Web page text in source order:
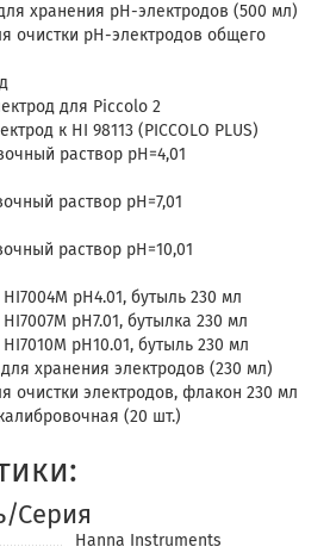
хранения рН-электродов (500 мл)
очистки рН-электродов общего
для Piccolo 2
к HI 98113 (PICCOLO PLUS)
раствор рН=4,01
раствор рН=7,01
раствор рН=10,01
pH4.01, бутыль 230 мл
pH7.01, бутылка 230 мл
pH10.01, бутыль 230 мл
хранения электродов (230 мл)
очистки электродов, флакон 230 мл
(20 шт.)
Серия
Hanna Instruments